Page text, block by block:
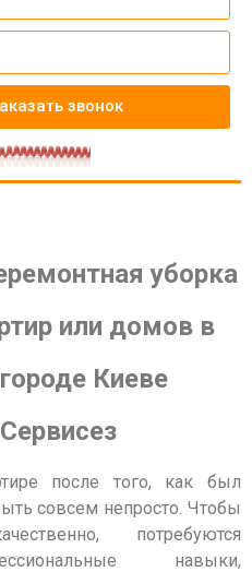
звонок
уборка
или домов в
городе Киеве
после того, как был
совсем непросто. Чтобы
потребуются
навыки,